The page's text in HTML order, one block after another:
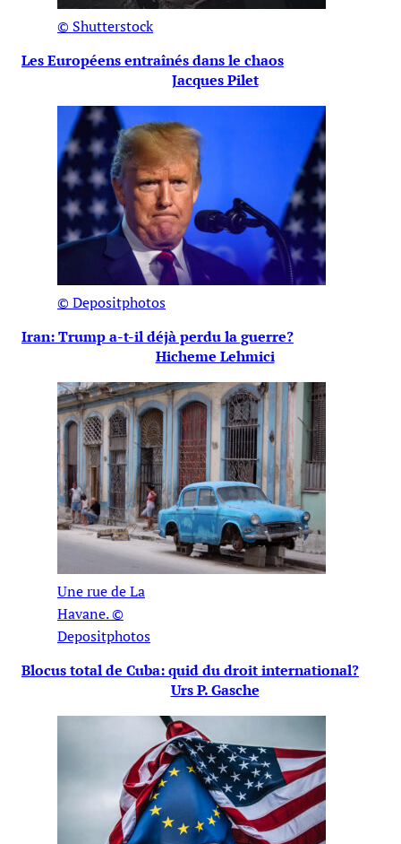
© Shutterstock
Les Européens entraînés dans le chaos
Jacques Pilet
© Depositphotos
Iran: Trump a-t-il déjà perdu la guerre?
Hicheme Lehmici
Une rue de La
Havane. ©
Depositphotos
Blocus total de Cuba: quid du droit international?
Urs P. Gasche